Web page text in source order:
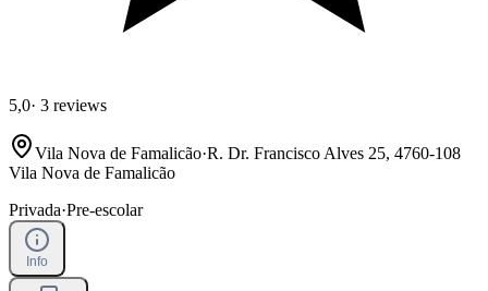
5,0· 3 reviews
Vila Nova de Famalicão·R. Dr. Francisco Alves 25, 4760-108
Vila Nova de Famalicão
Privada·Pre-escolar
Info